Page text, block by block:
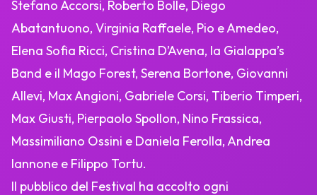
Stefano Accorsi, Roberto Bolle, Diego
Abatantuono, Virginia Raffaele, Pio e Amedeo,
Elena Sofia Ricci, Cristina D’Avena, la Gialappa’s
Band e il Mago Forest, Serena Bortone, Giovanni
Allevi, Max Angioni, Gabriele Corsi, Tiberio Timperi,
Max Giusti, Pierpaolo Spollon, Nino Frassica,
Massimiliano Ossini e Daniela Ferolla, Andrea
Iannone e Filippo Tortu.
Il pubblico del Festival ha accolto ogni